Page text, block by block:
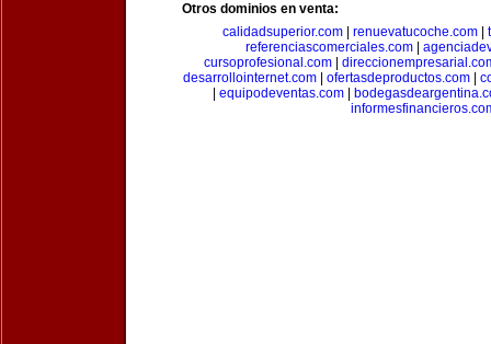
Otros dominios en venta:
calidadsuperior.com| renuevatucoche.com|
referenciascomerciales.com
cursoprofesional.com|
desarrollointernet.com| ofertasdeproductos.com|
equipodeventas.com